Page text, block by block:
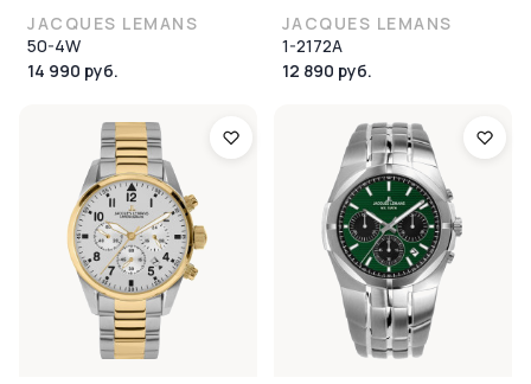
JACQUES LEMANS
50-4W
14 990 руб.
JACQUES LEMANS
1-2172A
12 890 руб.